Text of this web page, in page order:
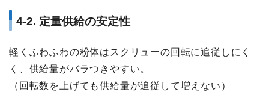
4-2. 定量供給の安定性
軽くふわふわの粉体はスクリューの回転に追従しにく
く、供給量がバラつきやすい。
（回転数を上げても供給量が追従して増えない）